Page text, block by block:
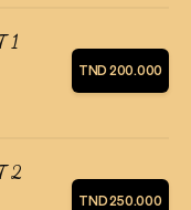
1
TND200.000
2
TND250.000